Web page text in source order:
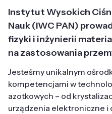
Instytut Wysokich
Nauk (IWC PAN)
fizyki i inżynierii
na zastosowania
Jesteśmy unikalnym
kompetencjami w
azotkowych – od
urządzenia elektroniczne